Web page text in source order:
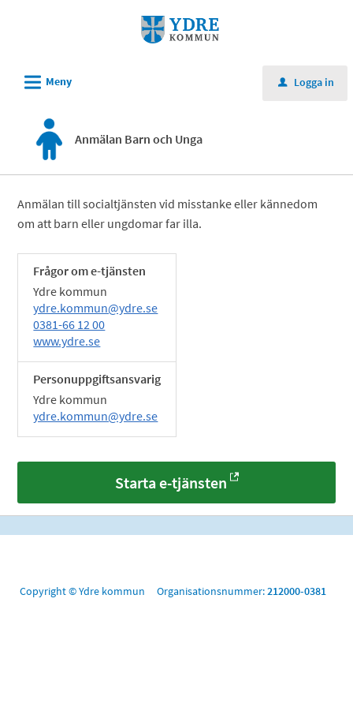
tjänster
kommun
L Meny u Logga in
Anmälan Barn och Unga
Anmälan till socialtjänsten vid misstanke eller kännedom
om att barn eller ungdomar far illa.
Frågor om e-tjänsten
Ydre kommun
ydre.kommun@ydre.se
0381-66 12 00
www.ydre.se
Personuppgiftsansvarig
Ydre kommun
ydre.kommun@ydre.se
Starta e-tjänsten
Copyright © Ydre kommun Organisationsnummer:212000-0381